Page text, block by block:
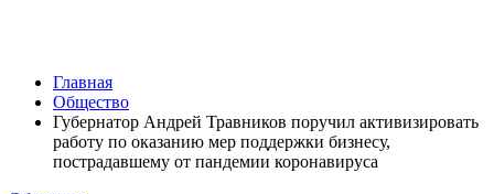
Главная
Общество
Губернатор Андрей Травников поручил активизировать
работу по оказанию мер поддержки бизнесу,
пострадавшему от пандемии коронавируса